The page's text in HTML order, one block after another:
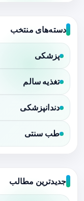
دسته‌های منتخب
پزشکی
تغذیه سالم
دندانپزشکی
طب سنتی
جدیدترین مطالب